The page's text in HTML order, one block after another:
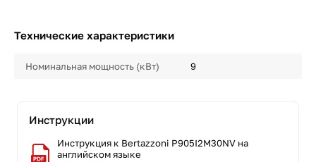
Технические характеристики
Номинальная мощность (кВт) 9
Инструкции
Инструкция к Bertazzoni P905I2M30NV на
английском языке